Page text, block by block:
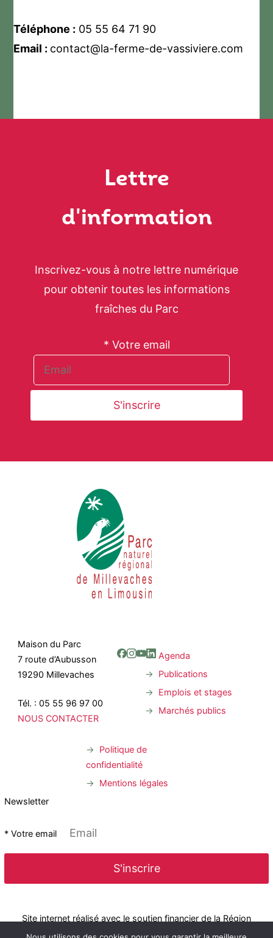
Téléphone : 05 55 64 71 90
Email : contact@la-ferme-de-vassiviere.com
Lettre
d'information
Inscrivez-vous à notre lettre numérique
pour obtenir toutes les informations
fraîches du Parc
* Votre email
Maison du Parc
7 route d’Aubusson
19290 Millevaches
Tél. : 05 55 96 97 00
NOUS CONTACTER
Agenda
Publications
Emplois et stages
Marchés publics
Politique de
confidentialité
Mentions légales
Newsletter
* Votre email
Site internet réalisé avec le soutien financier de la Région